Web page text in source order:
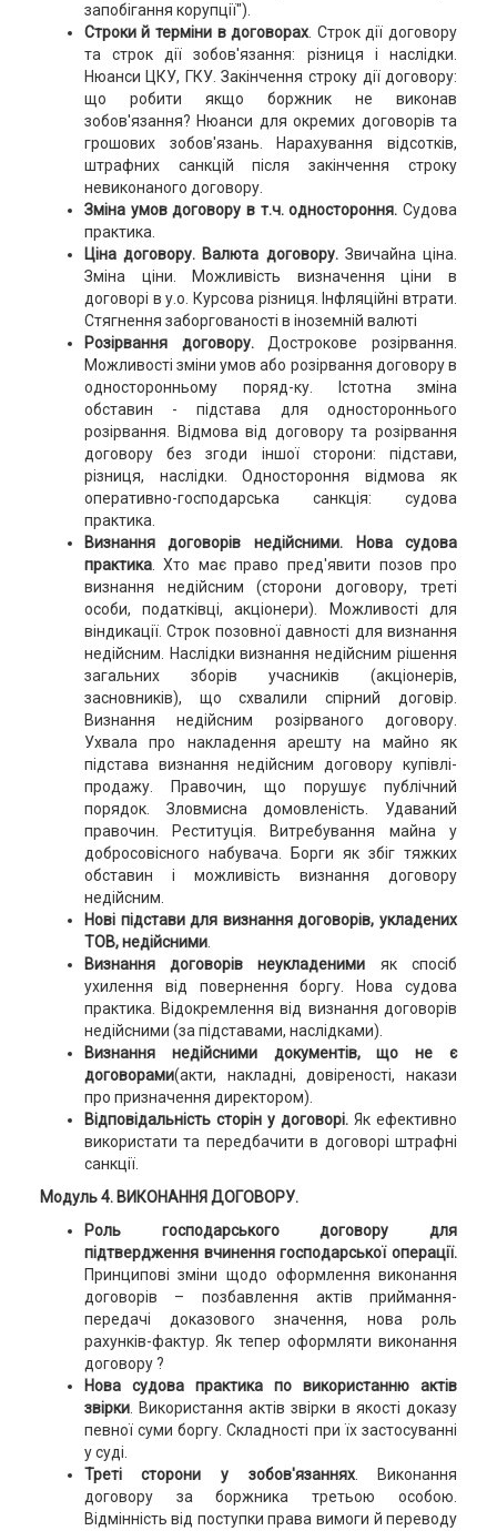
запобігання корупції").
Строки й терміни в договорах . Строк дії договору
та строк дії зобов'язання: різниця і наслідки.
Нюанси ЦКУ, ГКУ. Закінчення строку дії договору:
що робити якщо боржник не виконав
зобов'язання? Нюанси для окремих договорів та
грошових зобов'язань. Нарахування відсотків,
штрафних санкцій після закінчення строку
невиконаного договору.
Зміна умов договору в т.ч. одностороння. Судова
практика.
Ціна договору. Валюта договору. Звичайна ціна.
Зміна ціни. Можливість визначення ціни в
договорі в у.о. Курсова різниця. Інфляційні втрати.
Стягнення заборгованості в іноземній валюті
Розірвання договору. Дострокове розірвання.
Можливості зміни умов або розірвання договору в
односторонньому поряд-ку. Істотна зміна
обставин - підстава для одностороннього
розірвання. Відмова від договору та розірвання
договору без згоди іншої сторони: підстави,
різниця, наслідки. Одностороння відмова як
оперативно-господарська санкція: судова
практика.
Визнання договорів недійсними.
Нова судова
практика. Хто має право пред'явити позов про
визнання недійсним (сторони договору, треті
особи, податківці, акціонери). Можливості для
віндикації. Строк позовної давності для визнання
недійсним. Наслідки визнання недійсним рішення
загальних зборів учасників (акціонерів,
засновників), що схвалили спірний договір.
Визнання недійсним розірваного договору.
Ухвала про накладення арешту на майно як
підстава визнання недійсним договору купівлі-
продажу. Правочин, що порушує публічний
порядок. Зловмисна домовленість. Удаваний
правочин. Реституція. Витребування майна у
добросовісного набувача. Борги як збіг тяжких
обставин і можливість визнання договору
недійсним.
Нові підстави для визнання договорів, укладених
ТОВ, недійсними.
Визнання договорів неукладеними як спосіб
ухилення від повернення боргу. Нова судова
практика. Відокремлення від визнання договорів
недійсними (за підставами, наслідками).
Визнання недійсними документів, що не є
договорами(акти, накладні, довіреності, накази
про призначення директором).
Відповідальність сторін у договорі. Як ефективно
використати та передбачити в договорі штрафні
санкції.
Модуль4. ВИКОНАННЯ ДОГОВОРУ.
Роль господарського договору для
підтвердження вчинення господарської операції.
Принципові зміни щодо оформлення виконання
договорів – позбавлення актів приймання-
передачі доказового значення, нова роль
рахунків-фактур. Як тепер оформляти виконання
договору ?
Нова судова практика по використанню актів
звірки. Використання актів звірки в якості доказу
певної суми боргу. Складності при їх застосуванні
у суді.
Треті сторони у зобов'язаннях. Виконання
договору за боржника третьою особою.
Відмінність від поступки права вимоги й переводу